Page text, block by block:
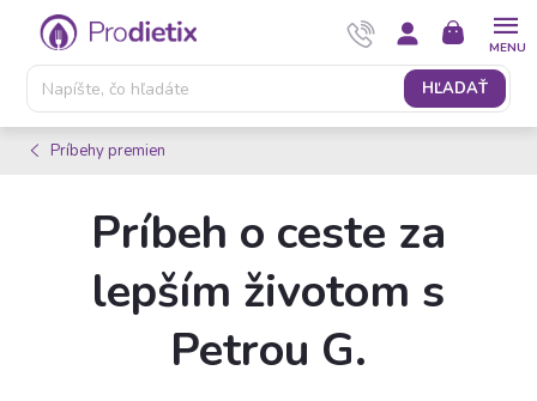
Prejsť
obsah
HĽADAŤ
NÁKUPNÝ
KOŠÍK
Príbehy premien
Príbeh o ceste za
lepším životom s
Petrou G.